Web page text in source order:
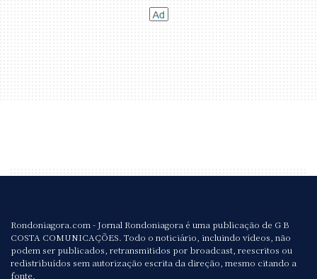
Rondoniagora.com - Jornal Rondoniagora é uma publicação de G B
COSTA COMUNICAÇÕES. Todo o noticiário, incluindo vídeos, não
podem ser publicados, retransmitidos por broadcast, reescritos ou
redistribuídos sem autorização escrita da direção, mesmo citando a
fonte.